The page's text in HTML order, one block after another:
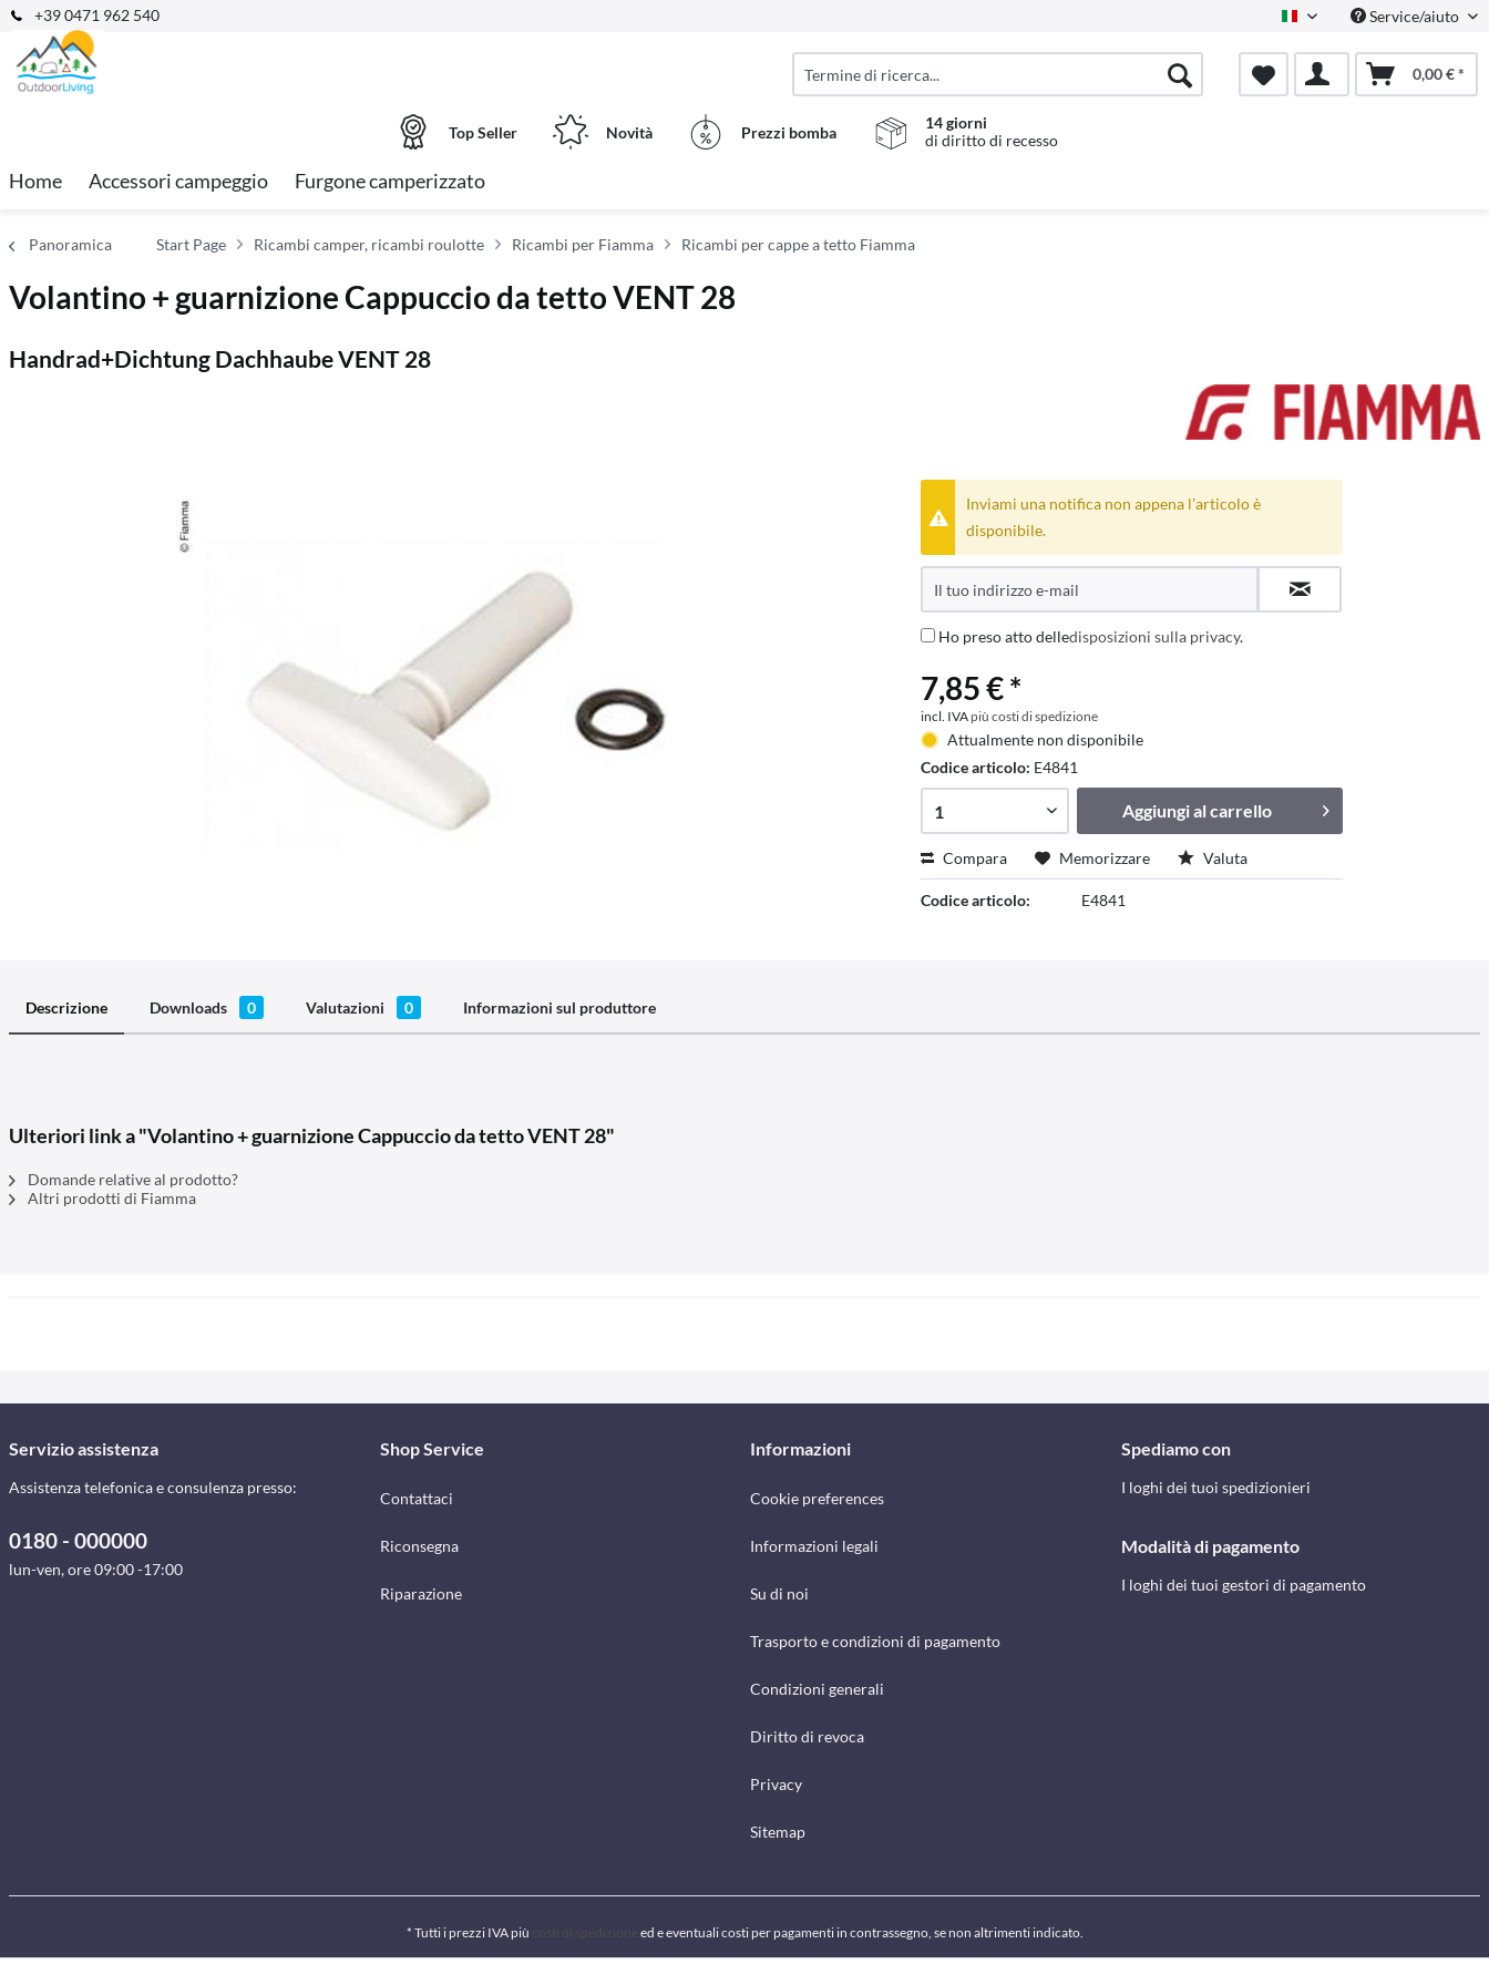
+39 0471 962 540 ItalienischService/aiuto
0,00 € *
Top Seller Novità Prezzi bomba
14 giorni
di diritto di recesso
Home Accessori campeggio Furgone camperizzato
Panoramica Start Page Ricambi camper, ricambi roulotte Ricambi per Fiamma Ricambi per cappe a tetto Fiamma
Volantino + guarnizione Cappuccio da tetto VENT 28
Handrad+Dichtung Dachhaube VENT 28
Inviami una notifica non appena l'articolo è
disponibile.
Ho preso atto delledisposizioni sulla privacy.
7,85 € *
incl. IVA più costi di spedizione
Attualmente non disponibile
Codice articolo: E4841
Aggiungi alcarrello
Compara Memorizzare Valuta
Codice articolo: E4841
Descrizione Downloads 0 Valutazioni 0 Informazioni sul produttore
Ulteriori link a "Volantino + guarnizione Cappuccio da tetto VENT 28"
Domande relative al prodotto?
Altri prodotti di Fiamma
Servizio assistenza
Assistenza telefonica e consulenza presso:
0180 - 000000
lun-ven, ore 09:00 -17:00
Shop Service
Contattaci
Riconsegna
Riparazione
Informazioni
Cookie preferences
Informazioni legali
Su di noi
Trasporto e condizioni di pagamento
Condizioni generali
Diritto di revoca
Privacy
Sitemap
Spediamo con
I loghi dei tuoi spedizionieri
Modalità di pagamento
I loghi dei tuoi gestori di pagamento
* Tutti i prezzi IVA più ed e eventuali costi per pagamenti in contrassegno, se non altrimenti indicato.